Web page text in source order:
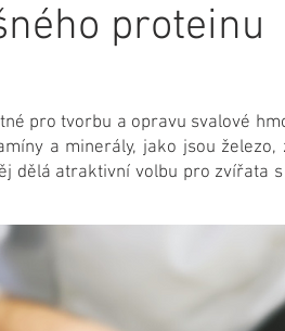
proteinu
pro tvorbu a opravu svalové
a minerály, jako jsou železo,
dělá atraktivní volbu pro zvířata